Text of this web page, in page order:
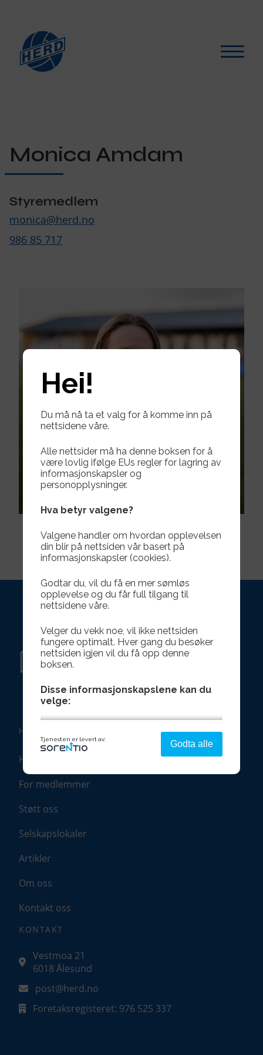
Selskapslokaler
Artikler
Monica Amdam
Styremedlem
monica@herd.no
986 85 717
HURTIGLENKER
Hva skjer?
For medlemmer
Støtt oss
Selskapslokaler
Artikler
Om oss
Kontakt oss
KONTAKT
Vestmoa 21
6018 Ålesund
post@herd.no
Foretaksregisteret: 976 525 337
Hei!
Du må nå ta et valg for å komme inn på
nettsidene våre.
Alle nettsider må ha denne boksen for å
være lovlig ifølge EUs regler for lagring av
informasjonskapsler og
personopplysninger.
Hva betyr valgene?
Valgene handler om hvordan opplevelsen
din blir på nettsiden vår basert på
informasjonskapsler (cookies).
Godtar du, vil du få en mer sømløs
opplevelse og du får full tilgang til
nettsidene våre.
Velger du vekk noe, vil ikke nettsiden
fungere optimalt. Hver gang du besøker
nettsiden igjen vil du få opp denne
boksen.
Disse informasjonskapslene kan du
velge:
Strengt nødvendig - denne er alltid
på
funksjonalitet som språk, sted og handlekurv.
Analyse og ytelse
Denne gir oss muligheten til å samle
vår slik at vi hele tiden kan forbedre
opplevelsen for deg.
Med denne får du tilpassede opplevelser på
nettsidene våre som gir økt funksjonalitet og
Tillat preferanser
Tjenesten er levert av: Godta alle